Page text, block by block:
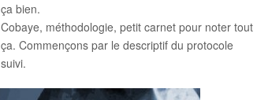
ça bien.
Cobaye, méthodologie, petit carnet pour noter tout
ça. Commençons par le descriptif du protocole
suivi.